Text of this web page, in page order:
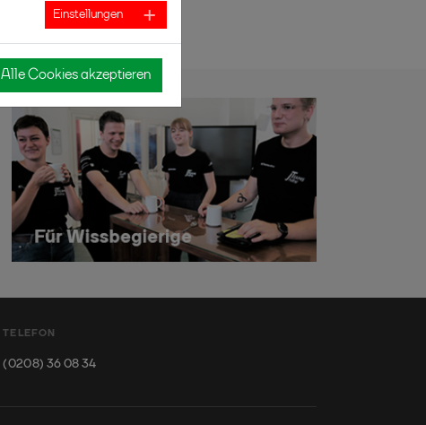
TELEFON
(0208) 36 08 34
Einstellungen
Alle Cookies akzeptieren